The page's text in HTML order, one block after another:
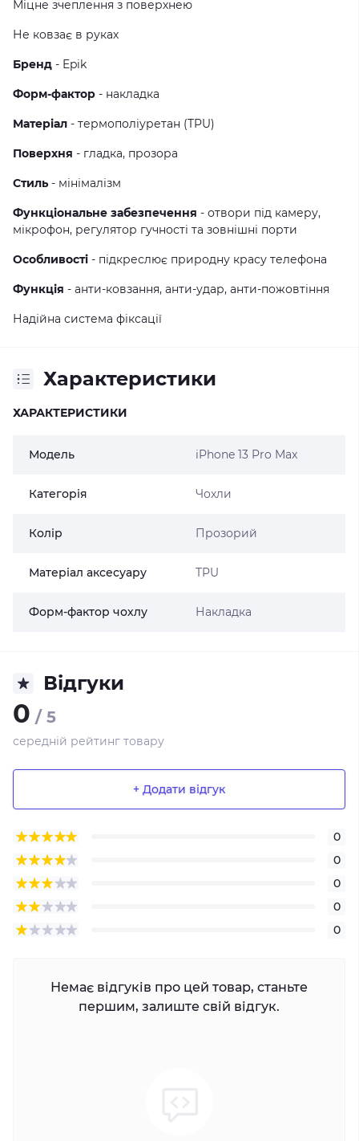
Міцне зчеплення з поверхнею
Не ковзає в руках
Бренд - Epik
Форм-фактор - накладка
Матеріал - термополiуретан (TPU)
Поверхня - гладка, прозора
Стиль - мінімалізм
Функціональне забезпечення - отвори під камеру,
мікрофон, регулятор гучності та зовнішні порти
Особливості - підкреслює природну красу телефона
Функція - анти-ковзання, анти-удар, анти-пожовтіння
Надійна система фіксації
Характеристики
ХАРАКТЕРИСТИКИ
Модель iPhone 13 Pro Max
Категорія Чохли
Колір Прозорий
Матеріал аксесуару TPU
Форм-фактор чохлу Накладка
Відгуки
0 / 5
середній рейтинг товару
+ Додати відгук
0
0
0
0
0
Немає відгуків про цей товар, станьте
першим, залиште свій відгук.